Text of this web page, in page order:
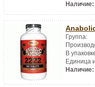
Наличие:
Группа:
В
Единица
Наличие: